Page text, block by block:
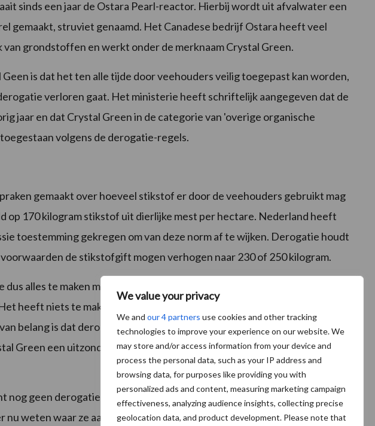
We value your privacy
We and our 4 partners use cookies and other tracking
technologies to improve your experience on our website. We
may store and/or access information from your device and
process the personal data, such as your IP address and
browsing data, for purposes like providing you with
personalized ads and content, measuring marketing campaign
effectiveness, analyzing audience insights, collecting precise
geolocation data, and product development. Please note that
sinds een jaar de Ostara Pearl-reactor. Hierbij wordt uit afvalwater een
gemaakt, struviet genaamd. Het Canadese bedrijf Ostara heeft veel
grondstoffen en werkt onder de merknaam Crystal Green.
Geen is dat het ten alle tijde door veehouders veilig toegepast kan worden,
verloren gaat. Het ministerie heeft schriftelijk aangegeven dat de
jaar en dat Crystal Green in de categorie van 'overige organische
volgens de derogatie-regels.
gemaakt over hoeveel stikstof er door de veehouders gebruikt mag
op 170 kilogram stikstof uit dierlijke mest per hectare. Nederland heeft
toestemming gekregen om van deze norm af te wijken. Derogatie houdt
de stikstofgift mogen verhogen naar 230 of 250 kilogram.
alles te maken met de hoeveelheid stikstof die er door de veehouders
heeft niets te maken met de hoevéélheid fosfaat die gebruikt mag
belang is dat derogatiebedrijven geen fosfaat uit kunstmest mogen
Green een uitzondering. Enkel en alleen omdat dit een herwonnen
nog geen derogatie. De beslissing wordt wellicht pas in juni genomen.
nu weten waar ze aan toe zijn want men wil binnenkort beginnen met het